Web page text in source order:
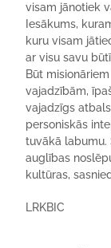
visam jānotiek
Iesākums,
kuru visam
ar visu savu
Būt
vajadzībām,
vajadzīgs
personiskās
tuvākā labumu.
auglības
kultūras,
LRKBIC